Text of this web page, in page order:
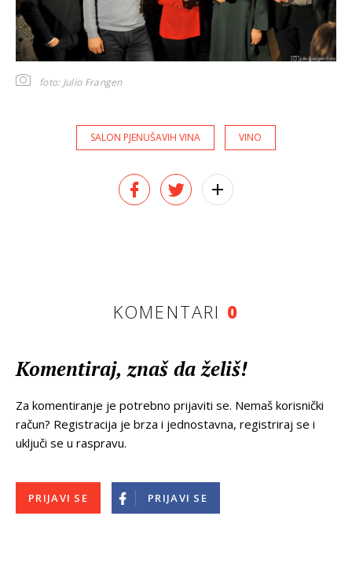
foto: Julio Frangen
SALON PJENUŠAVIH VINA VINO
KOMENTARI 0
Komentiraj, znaš da želiš!
Za komentiranje je potrebno prijaviti se. Nemaš korisnički
račun? Registracija je brza i jednostavna, registriraj se i
uključi se u raspravu.
PRIJAVI SE PRIJAVI SE